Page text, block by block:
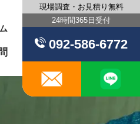
現場調査・お見積り無料
24時間365日受付
092-586-6772
メール